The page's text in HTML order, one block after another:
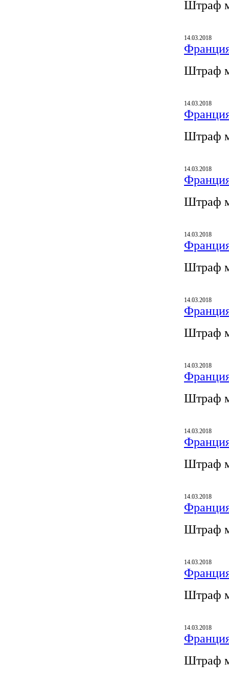
Штраф
14.03.2018
Штраф
14.03.2018
Штраф
14.03.2018
Штраф
14.03.2018
Штраф
14.03.2018
Штраф
14.03.2018
Штраф
14.03.2018
Штраф
14.03.2018
Штраф
14.03.2018
Штраф
14.03.2018
Штраф